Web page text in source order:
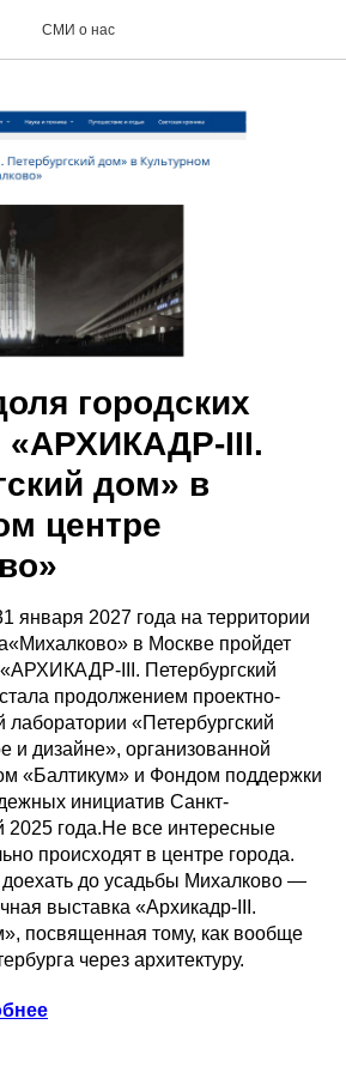
СМИ о нас
городских
«АРХИКАДР-III.
дом» в
центре
января 2027 года на территории
в Москве пройдет
III. Петербургский
продолжением проектно-
лаборатории «Петербургский
и дизайне», организованной
«Балтикум» и Фондом поддержки
инициатив Санкт-
2025 года.Не все интересные
происходят в центре города.
до усадьбы Михалково —
выставка «Архикадр-III.
посвященная тому, как вообще
через архитектуру.